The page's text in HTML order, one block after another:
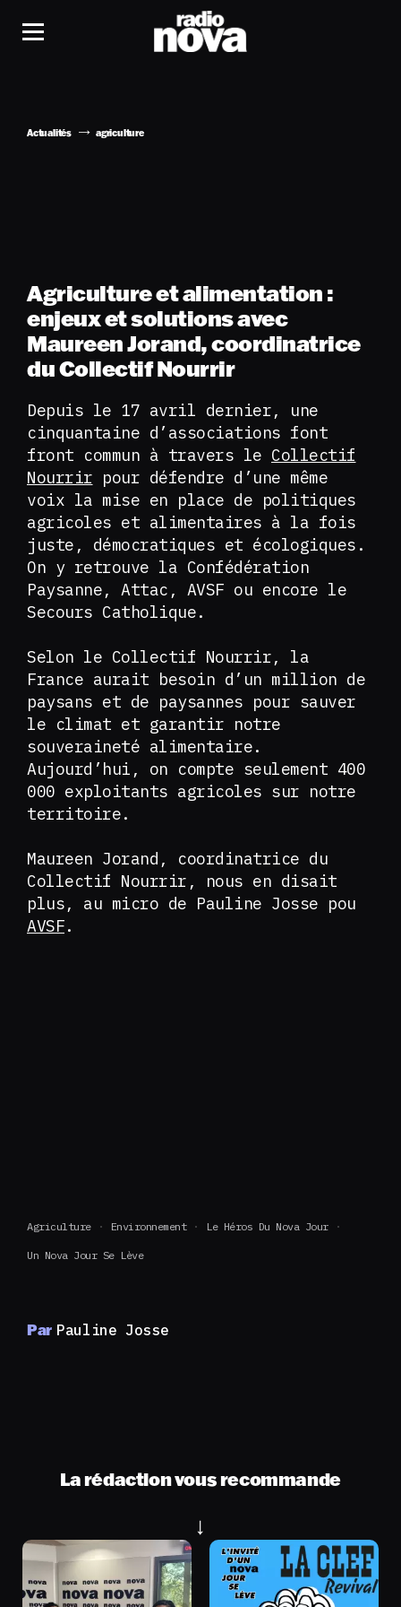
Actualités agriculture
Agriculture et alimentation :
enjeux et solutions avec
Maureen Jorand, coordinatrice
du Collectif Nourrir
Depuis le 17 avril dernier, une
cinquantaine d’associations font
front commun à travers le Collectif
Nourrir pour défendre d’une même
voix la mise en place de politiques
agricoles et alimentaires à la fois
juste, démocratiques et écologiques.
On y retrouve la Confédération
Paysanne, Attac, AVSF ou encore le
Secours Catholique.
Selon le Collectif Nourrir, la
France aurait besoin d’un million de
paysans et de paysannes pour sauver
le climat et garantir notre
souveraineté alimentaire.
Aujourd’hui, on compte seulement 400
000 exploitants agricoles sur notre
territoire.
Maureen Jorand, coordinatrice du
Collectif Nourrir, nous en disait
plus, au micro de Pauline Josse pou
AVSF.
Agriculture Environnement Le Héros Du Nova Jour
Un Nova Jour Se Lève
Par Pauline Josse
La rédaction vous recommande